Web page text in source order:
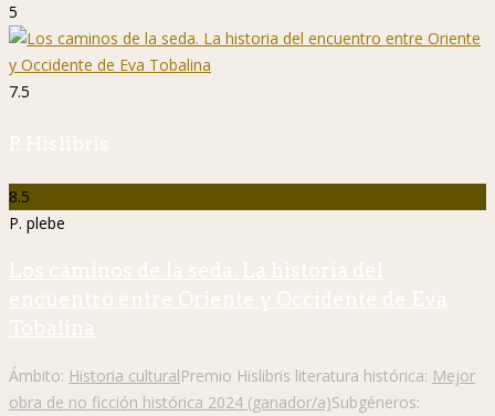
5
7.5
P. Hislibris
8.5
P. plebe
Los caminos de la seda. La historia del
encuentro entre Oriente y Occidente de Eva
Tobalina
Ámbito: Historia culturalPremio Hislibris literatura histórica: Mejor
obra de no ficción histórica 2024 (ganador/a)Subgéneros: